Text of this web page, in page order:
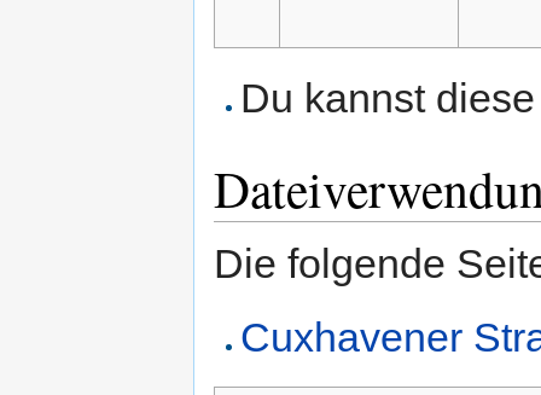
Du kannst
Die folgende
Cuxhavener